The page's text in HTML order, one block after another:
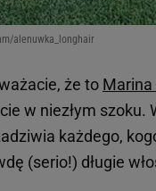
alenuwka_longhair
że to
w niezłym szoku.
każdego,
(serio!) długie